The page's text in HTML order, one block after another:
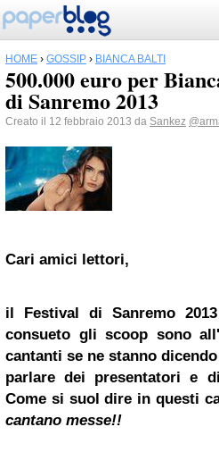
HOME › GOSSIP › BIANCA BALTI
500.000 euro per
di Sanremo 2013
Creato il 12 febbraio 2013 da Sankez
Cari amici lettori,
il Festival di Sanremo
consueto gli scoop sono
cantanti se ne stanno
parlare dei presentatori e
Come si suol dire in questi
cantano messe!!